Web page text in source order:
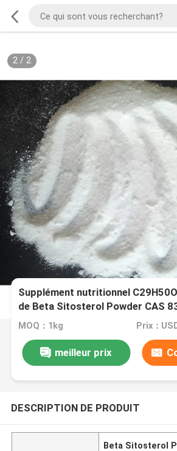
2/ 2
Supplément nutritionnel
de Beta Sitosterol Powder CAS
MOQ：1kg Prix：
meilleur prix
DESCRIPTION DE PRODUIT
Beta Sitosterol